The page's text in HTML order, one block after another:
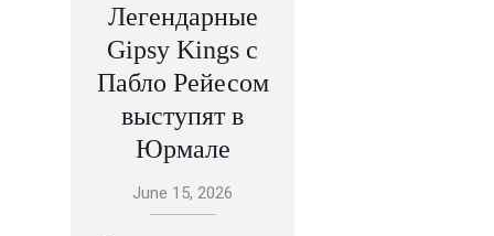
Легендарные
Gipsy Kings с
Пабло Рейесом
выступят в
Юрмале
June 15, 2026